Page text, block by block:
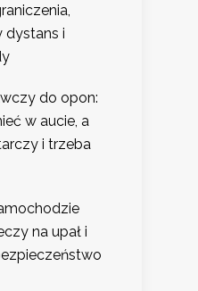
dystans i
do opon:
w aucie, a
i trzeba
na upał i